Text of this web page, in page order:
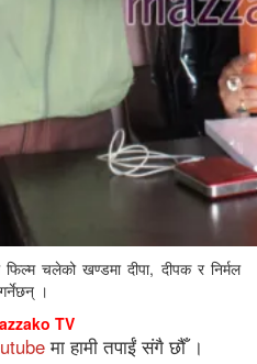
चलेको खण्डमा दीपा, दीपक र निर्मल
।
TV
मा हामी तपाईं संगै छौँ ।